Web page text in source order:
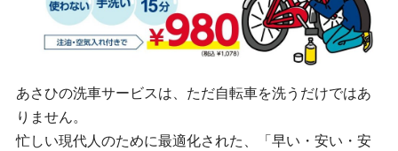
あさひの洗車サービスは、ただ自転車を洗うだけではあ
りません。
忙しい現代人のために最適化された、「早い・安い・安